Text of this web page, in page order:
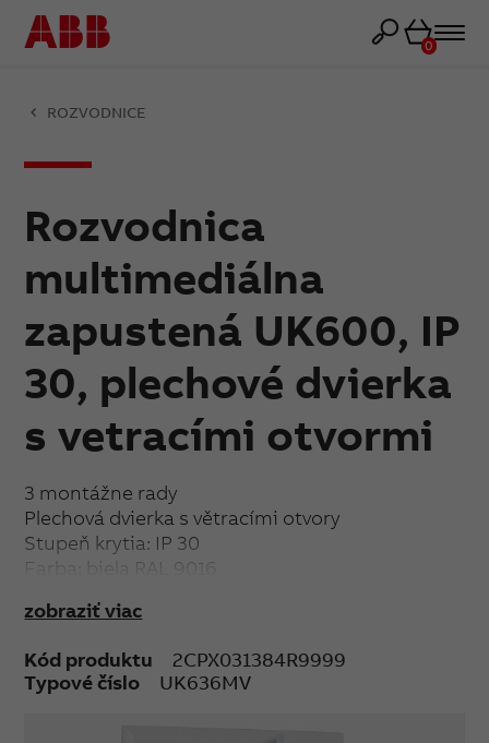
Košík
0
ROZVODNICE
Rozvodnica
multimediálna
zapustená UK600, IP
30, plechové dvierka
s vetracími otvormi
3 montážne rady
Plechová dvierka s větracími otvory
Stupeň krytia: IP 30
Farba: biela RAL 9016
zobraziť viac
Kód produktu
2CPX031384R9999
Typové číslo
UK636MV